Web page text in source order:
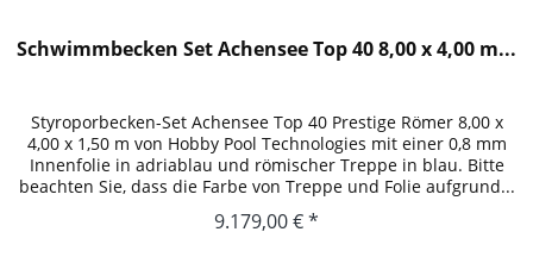
Schwimmbecken Set Achensee Top 40 8,00 x 4,00 m...
Styroporbecken-Set Achensee Top 40 Prestige Römer 8,00 x
4,00 x 1,50 m von Hobby Pool Technologies mit einer 0,8 mm
Innenfolie in adriablau und römischer Treppe in blau. Bitte
beachten Sie, dass die Farbe von Treppe und Folie aufgrund...
9.179,00 € *